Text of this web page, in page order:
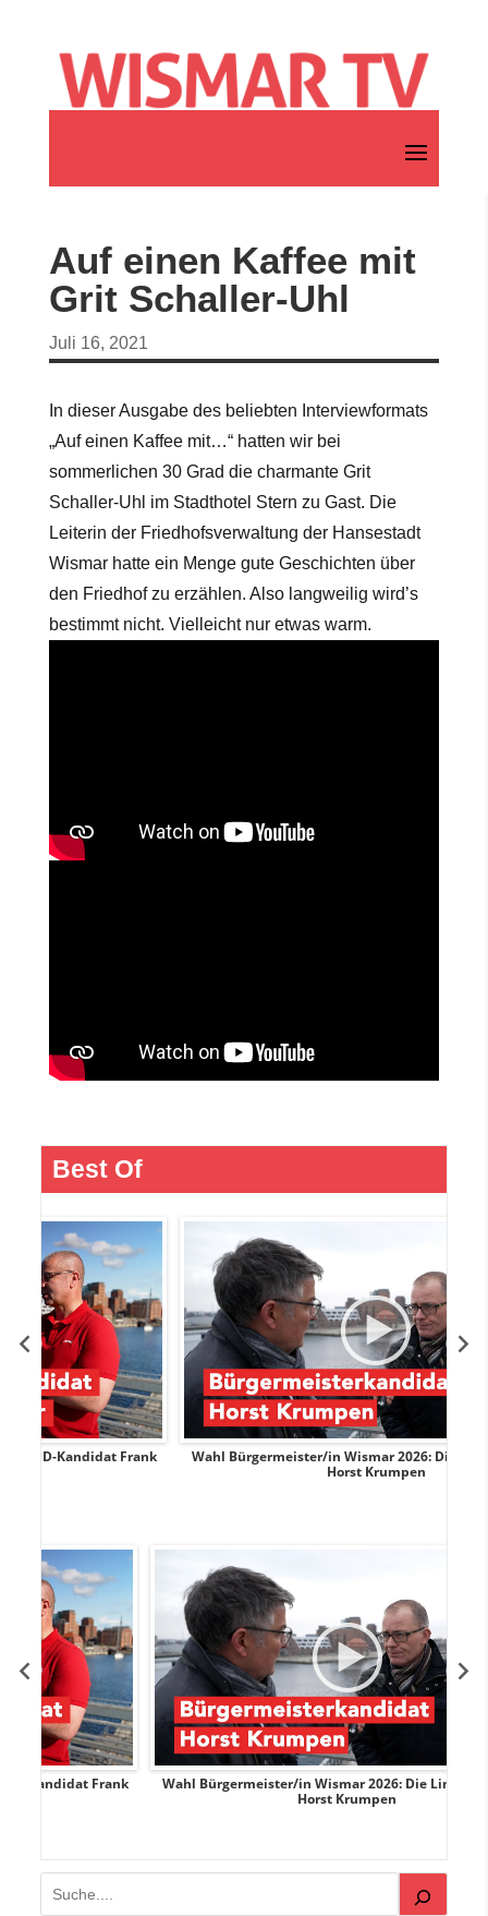
Auf einen Kaffee mit
Grit Schaller-Uhl
Juli 16, 2021
In dieser Ausgabe des beliebten Interviewformats
„Auf einen Kaffee mit…“ hatten wir bei
sommerlichen 30 Grad die charmante Grit
Schaller-Uhl im Stadthotel Stern zu Gast. Die
Leiterin der Friedhofsverwaltung der Hansestadt
Wismar hatte ein Menge gute Geschichten über
den Friedhof zu erzählen. Also langweilig wird’s
bestimmt nicht. Vielleicht nur etwas warm.
Best Of
Wahl Bürgermeister/in Wismar 2026: Die Linke-Kandidat
Wahl Bürgermeister/in Wismar 2026: Die Linke-Kandidat
Horst Krumpen
Suchen